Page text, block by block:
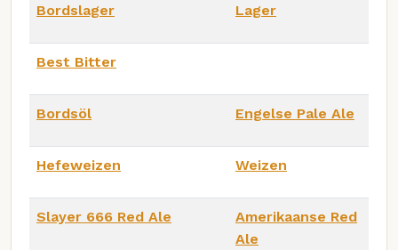
Bordslager Lager
Best Bitter
Bordsöl Engelse Pale Ale
Hefeweizen Weizen
Slayer 666 Red Ale
Amerikaanse Red
Ale